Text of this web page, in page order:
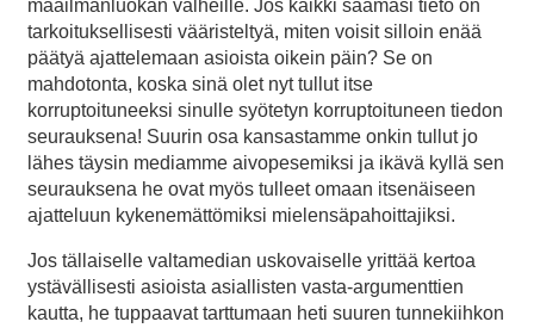
maailmanluokan valheille. Jos kaikki saamasi tieto on
tarkoituksellisesti vääristeltyä, miten voisit silloin enää
päätyä ajattelemaan asioista oikein päin? Se on
mahdotonta, koska sinä olet nyt tullut itse
korruptoituneeksi sinulle syötetyn korruptoituneen tiedon
seurauksena! Suurin osa kansastamme onkin tullut jo
lähes täysin mediamme aivopesemiksi ja ikävä kyllä sen
seurauksena he ovat myös tulleet omaan itsenäiseen
ajatteluun kykenemättömiksi mielensäpahoittajiksi.
Jos tällaiselle valtamedian uskovaiselle yrittää kertoa
ystävällisesti asioista asiallisten vasta-argumenttien
kautta, he tuppaavat tarttumaan heti suuren tunnekiihkon